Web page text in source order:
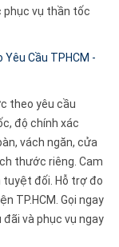
phục vụ thần tốc
Cầu TPHCM -
theo yêu cầu
độ chính xác
vách ngăn, cửa
thước riêng. Cam
tuyệt đối. Hỗ trợ đo
TP.HCM. Gọi ngay
và phục vụ ngay